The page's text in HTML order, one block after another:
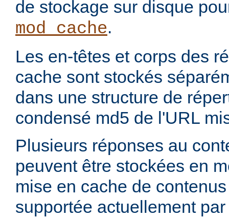
de stockage sur disque
mod_cache.
Les en-têtes et corps des
cache sont stockés
dans une structure de
condensé md5 de l'URL
Plusieurs réponses au
peuvent être stockées en
mise en cache de
supportée actuellement